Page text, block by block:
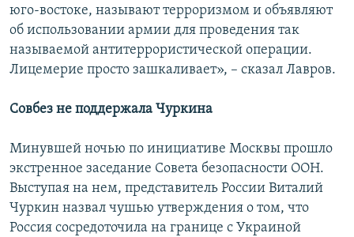
юго-востоке, называют терроризмом и объявляют
об использовании армии для проведения так
называемой антитеррористической операции.
Лицемерие просто зашкаливает», – сказал Лавров.
Совбез не поддержала Чуркина
Минувшей ночью по инициативе Москвы прошло
экстренное заседание Совета безопасности ООН.
Выступая на нем, представитель России Виталий
Чуркин назвал чушью утверждения о том, что
Россия сосредоточила на границе с Украиной